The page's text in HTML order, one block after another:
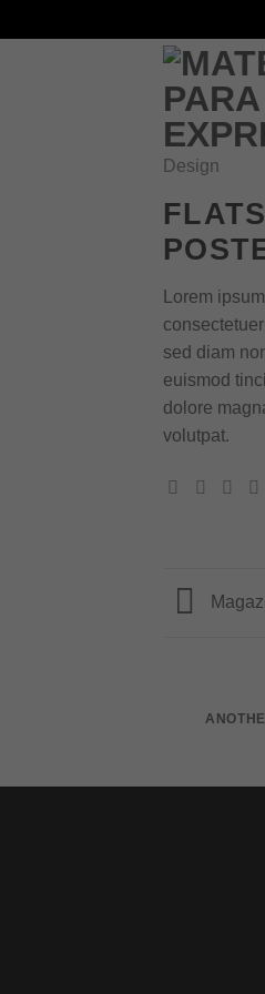
Design
Lorem
sed diam
euismod
dolore
volutpat.